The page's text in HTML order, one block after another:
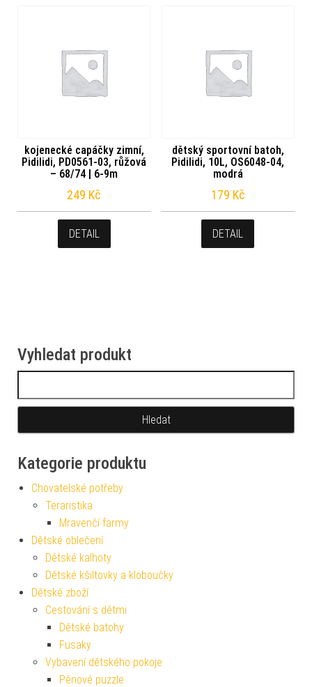
kojenecké capáčky zimní,
Pidilidi, PD0561-03, růžová
– 68/74 | 6-9m
249 Kč
DETAIL
dětský sportovní batoh,
Pidilidi, 10L, OS6048-04,
modrá
179 Kč
DETAIL
Vyhledat produkt
Kategorie produktu
Chovatelské potřeby
Teraristika
Mravenčí farmy
Dětské oblečení
Dětské kalhoty
Dětské kšiltovky a kloboučky
Dětské zboží
Cestování s dětmi
Dětské batohy
Fusaky
Vybavení dětského pokoje
Pěnové puzzle